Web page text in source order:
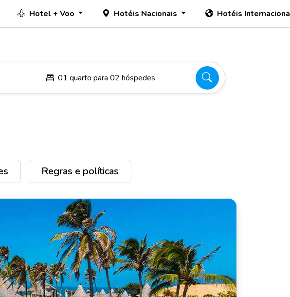
Hotel + Voo Hotéis Nacionais Hotéis
01 quarto para 02 hóspedes
Regras e políticas